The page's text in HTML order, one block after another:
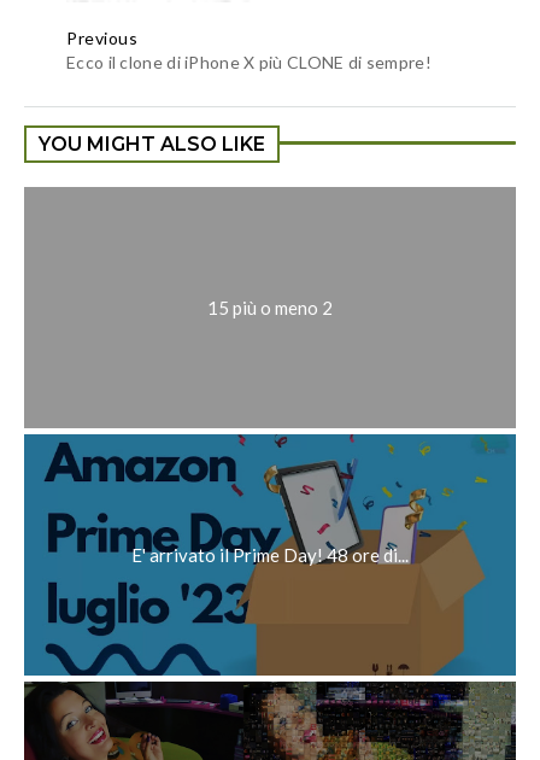
Previous
Ecco il clone di iPhone X più CLONE di sempre!
YOU MIGHT ALSO LIKE
15 più o meno 2
E' arrivato il Prime Day! 48 ore di...